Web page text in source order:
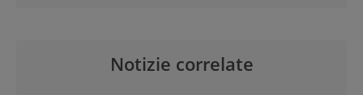
Notizie correlate